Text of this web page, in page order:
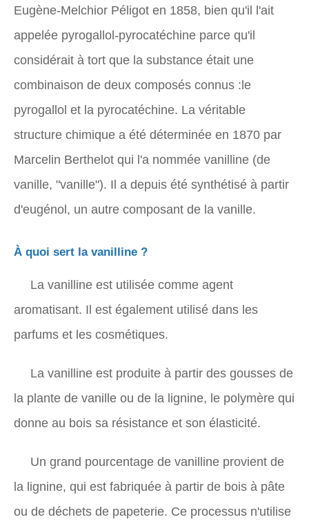
Eugène-Melchior Péligot en 1858, bien qu'il l'ait
appelée pyrogallol-pyrocatéchine parce qu'il
considérait à tort que la substance était une
combinaison de deux composés connus :le
pyrogallol et la pyrocatéchine. La véritable
structure chimique a été déterminée en 1870 par
Marcelin Berthelot qui l'a nommée vanilline (de
vanille, "vanille"). Il a depuis été synthétisé à partir
d'eugénol, un autre composant de la vanille.
À quoi sert la vanilline ?
La vanilline est utilisée comme agent
aromatisant. Il est également utilisé dans les
parfums et les cosmétiques.
La vanilline est produite à partir des gousses de
la plante de vanille ou de la lignine, le polymère qui
donne au bois sa résistance et son élasticité.
Un grand pourcentage de vanilline provient de
la lignine, qui est fabriquée à partir de bois à pâte
ou de déchets de papeterie. Ce processus n'utilise